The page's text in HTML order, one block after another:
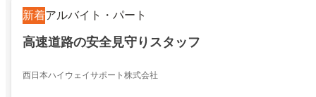
新着アルバイト・パート
高速道路の安全見守りスタッフ
西日本ハイウェイサポート株式会社